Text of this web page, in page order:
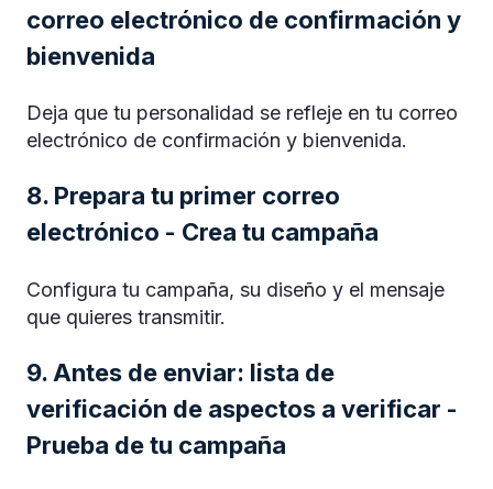
correo electrónico de confirmación y
bienvenida
Deja que tu personalidad se refleje en tu correo
electrónico de confirmación y bienvenida.
8. Prepara tu primer correo
electrónico - Crea tu campaña
Configura tu campaña, su diseño y el mensaje
que quieres transmitir.
9. Antes de enviar: lista de
verificación de aspectos a verificar -
Prueba de tu campaña